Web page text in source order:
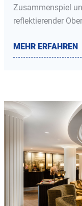
Zusammenspiel
reflektierender
MEHR ERFAHREN